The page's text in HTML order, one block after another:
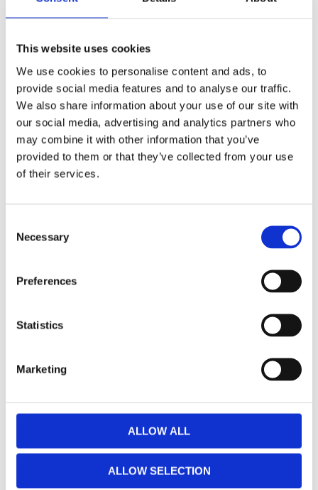
This website uses cookies
We use cookies to personalise content and ads, to
provide social media features and to analyse our traffic.
We also share information about your use of our site with
our social media, advertising and analytics partners who
may combine it with other information that you’ve
provided to them or that they’ve collected from your use
of their services.
Selection
Necessary
Preferences
Statistics
Marketing
ALLOW ALL
ALLOW SELECTION
långt och koncentrerat vilket kompletterar bilens
original ljus på ett bra och effektivt sätt. Längden
på 22" tum motsvarar ungefär längden på bilens
nummerskylt och monteras med fördel under
eller ovan skylten för ett snyggt och diskret
montage. Rampen är slimmad och endast 46 mm
hög vilket gör att den passar på de flesta fordon
på marknaden.
universella monteringen eller takmontage m.m. Är
används i regel fästena som löper i skena.
genom att lossa de 2 insexbultarna på framsidan
och sedan plockas sidobulten ut inifrån. Kablage,
Data:
Antal LED: 20 st. 5W LED
Verklig förbrukning: 73W